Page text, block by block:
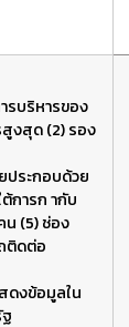
รบริหารของ
งสุด (2) รอง
ประกอบด้วย
การก ากับ
(5) ช่อง
ติดต่อ
ดงข้อมูลใน